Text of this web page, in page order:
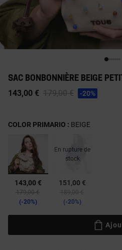
SAC BONBONNIÈRE BEIGE
143,00 € Price reduced from
179,00 €to -20%
sélectionné
143,00 €
Price reduced from
179,00 €to
-20%
En rupture de
stock
151,00 €
-20%
COLOR PRIMARIO : BEIGE